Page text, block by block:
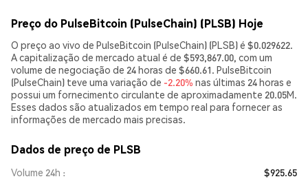
Preço do PulseBitcoin (PulseChain) (PLSB) Hoje
O preço ao vivo de PulseBitcoin (PulseChain) (PLSB) é $0.029622.
A capitalização de mercado atual é de $593,867.00, com um
volume de negociação de 24 horas de $660.61. PulseBitcoin
(PulseChain) teve uma variação de -2.20% nas últimas 24 horas e
possui um fornecimento circulante de aproximadamente 20.05M.
Esses dados são atualizados em tempo real para fornecer as
informações de mercado mais precisas.
Dados de preço de PLSB
Volume 24h
$925.65